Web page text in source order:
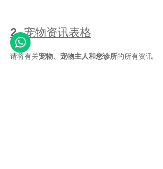
2. 宠物资讯表格
请将有关宠物、宠物主人和您诊所的所有资讯